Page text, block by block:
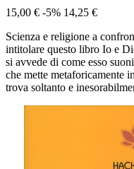
15,00 € -5% 14,25 €
Scienza e religione a
intitolare questo libro Io e
si avvede di come esso
che mette metaforicamente
trova soltanto e